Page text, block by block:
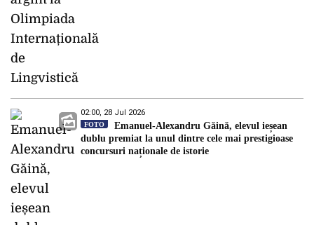
02:00, 28 Jul 2026
FOTO
Emanuel-Alexandru Găină, elevul ieșean
dublu premiat la unul dintre cele mai prestigioase
concursuri naționale de istorie